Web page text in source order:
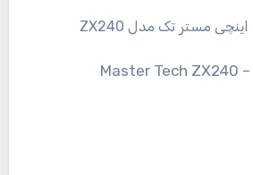
Master Tech ZX240